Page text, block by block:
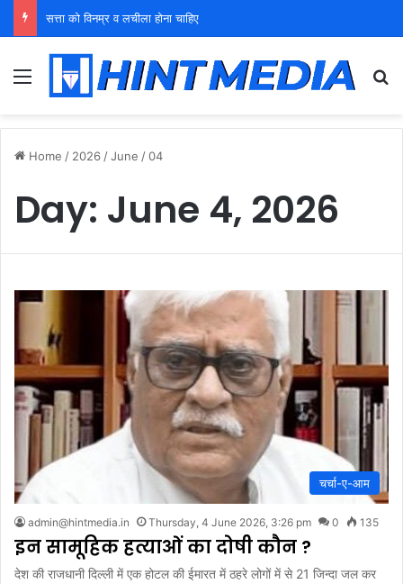
सत्ता को विनम्र व लचीला होना चाहिए
Menu
Home / 2026 /June /04
Day: June 4, 2026
चर्चा-ए-आम
admin@hintmedia.in Thursday, 4 June 2026, 3:26 pm 0 135
इन सामूहिक हत्याओं का दोषी कौन ?
देश की राजधानी दिल्ली में एक होटल की ईमारत में ठहरे लोगों में से 21 जिन्दा जल कर